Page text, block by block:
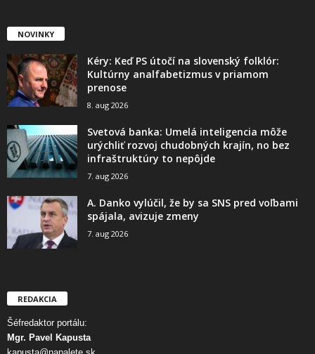
NOVINKY
Kéry: Keď PS útočí na slovenský folklór:
Kultúrny analfabetizmus v priamom
prenose
8. aug 2026
Svetová banka: Umelá inteligencia môže
urýchliť rozvoj chudobných krajín, no bez
infraštruktúry to nepôjde
7. aug 2026
A. Danko vylúčil, že by sa SNS pred voľbami
spájala, avizuje zmeny
7. aug 2026
REDAKCIA
Šéfredaktor portálu:
Mgr. Pavel Kapusta